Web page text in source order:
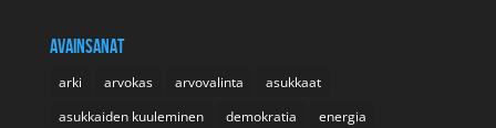
AVAINSANAT
arki arvokas arvovalinta
asukkaat
asukkaiden kuuleminen
demokratia
energia